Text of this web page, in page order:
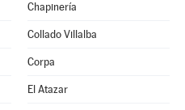
Chapinería
Collado Villalba
Corpa
El Atazar